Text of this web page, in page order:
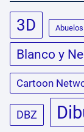
3D Abuelos
Blanco y
Cartoon
DBZ